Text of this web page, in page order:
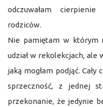
odczuwałam
rodziców.
Nie pamiętam w którym
udział w rekolekcjach, ale
jaką mogłam podjąć.
sprzeczność, z jednej
przekonanie, że jedynie